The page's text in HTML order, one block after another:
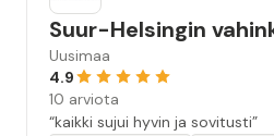
Suur-Helsingin
Uusimaa
4.9
10 arviota
“kaikki sujui hyvin ja sovitusti”